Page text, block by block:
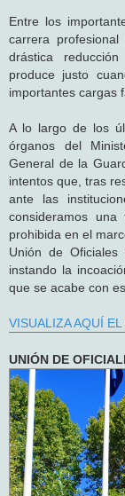
Entre los
carrera
drástica
produce justo
importantes cargas
A lo largo de los
órganos del
General de la
intentos que, tras
ante las
consideramos una
prohibida en el
Unión de
instando la
que se acabe con
VISUALIZA AQUÍ
UNIÓN DE